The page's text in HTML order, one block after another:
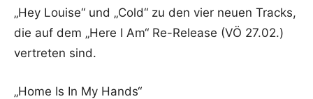
„Hey Louise“ und „Cold“ zu den vier neuen Tracks,
die auf dem „Here I Am“ Re-Release (VÖ 27.02.)
vertreten sind.
„Home Is In My Hands“